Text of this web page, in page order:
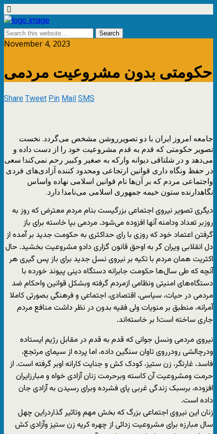
November 4, 2023
حکومتی بدون مشروعیت مردمی
ShareTweetPinMailSMS
جامعه امروز ایران با دو تصویرروشن مشخص می‌گردد. نخست
تصویر حکومتی که قدم به قدم مشروعیت خود را از دست داده و
می‌دهد و در شلتاقی دیوانه وارکه به صغیر وکبیر رحم نمی‌کند! سعی
در حفظ ونگاه داری قوانین ارتجاعی ومحدود کننده آزادی‌های فردی
واجتماعی مردم که بر آن‌ها نام قوانین اسلامی نهاده واساس
نگاهدارنده ستون خیمه جمهوری اسلامی می‌نامد! دارد.
دیگری تصویر نیروی اجتماعی بزرگیست بنام مردم معترض که روز به
روزبر تعداد ودامنه آنها افزوده می‌شود. مردمی بپا خاسته برای باز
گرفتن اعتماد خود که روزی با رای حداکثری به حکومت جدید بر آمده از
دل انقلابی ویران گر به اوحق قانون گزاری دادو مشروعیت بخشید. حال
اکثریت همان مردم با تکیه بر نیروی نسل جدید برای باز پس گیری هر
آنچه که طی سال‌ها حکومت جابرانه دستگاه دینی پیوند خورده با
دستگاه‌های امنیتی ونظامی ازمردم گرفته وبشکل قوانین واحکام ضد
مردمی در حیات، سیاسی، اقتصادی، اجتماعی و فرهنگی بصورتی کاملا
آمرانه، منطبق بر منویات ولی فقیه بدون در نظر داشت منافع مردم
جاری ساخته است! بر خاسته‌اند.
نیروی مردمی ونسل جوانی که قدم به قدم در مقابل رژیم ایستاده
ودرچالشی رودرروی تاوان سنگین داده، اما پرده از سیمای مرتجع،
فاسد، غارتگر، زن ستیز، کودک کش و جنایت کارانه اوبر گرفته است. از
حرمت ومشروعیت آن کاسته وبرحرمت زنان آزادی خواه و مبارزایران
افزوده، برسبک زندگی غربی پای فشرده وبرای رسیدن به آزادی جان
داده است.
زنان این نیروی اجتماعی بزرگ که بخش مهم وتاثیر گذاردراین چهل
سال مبارزه برای مشروعیت زدائی از چهره کریه زن ستیز وآزادی کش